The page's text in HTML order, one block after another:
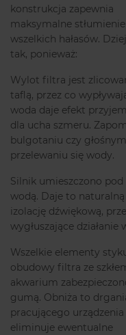
konstrukcja zapewnia
maksymalne stłumienie
wszelkich hałasów.
tak, ponieważ:
Wylot filtra jest
taflą, przez co
woda daje efekt
dla ucha szmeru.
bulgotaniu czy głośnym
przelewaniu się wody.
Silnik umieszczono pod
wodą. Daje to naturalną
izolację dźwiękową,
wygłuszające działanie
Wszelkie elementy
obudowy filtra ze
akwarium
gumą. Obniża to
pracującego urządzenia
eliminuje ewentualne